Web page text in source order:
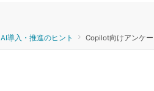
AI導入・推進のヒント Copilot向けアンケ